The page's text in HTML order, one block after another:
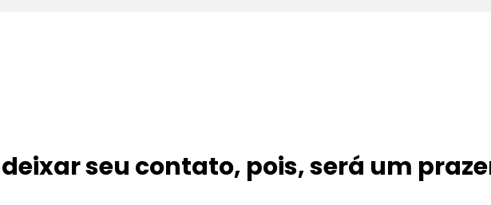
seu contato, pois, será um